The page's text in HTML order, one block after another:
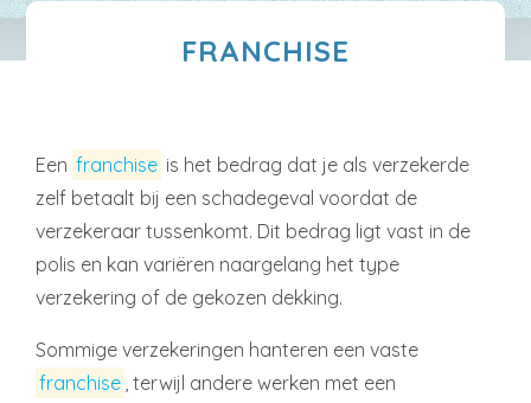
FRANCHISE
Een franchise is het bedrag dat je als verzekerde
zelf betaalt bij een schadegeval voordat de
verzekeraar tussenkomt. Dit bedrag ligt vast in de
polis en kan variëren naargelang het type
verzekering of de gekozen dekking.
Sommige verzekeringen hanteren een vaste
franchise , terwijl andere werken met een